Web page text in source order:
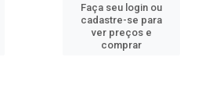
Faça seu login ou
cadastre-se para
ver preços e
comprar